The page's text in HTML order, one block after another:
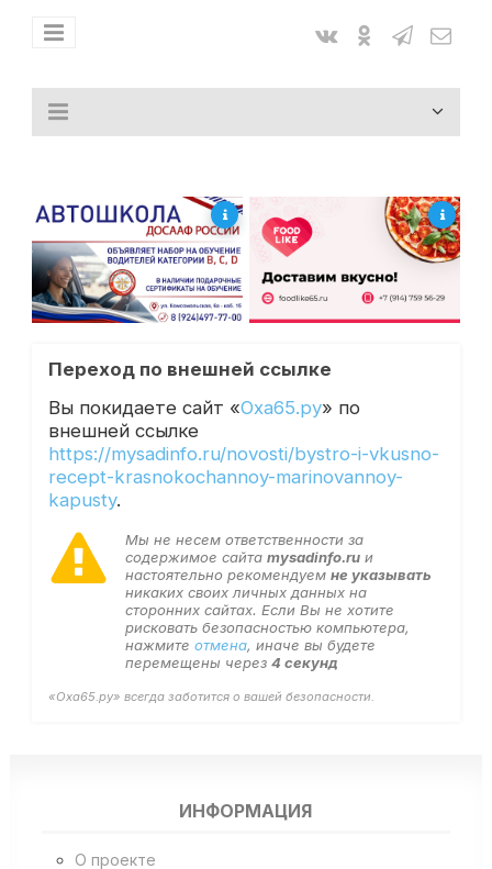
Переход по внешней ссылке
Вы покидаете сайт «Оха65.ру» по
внешней ссылке
https://mysadinfo.ru/novosti/bystro-i-vkusno-
recept-krasnokochannoy-marinovannoy-
kapusty.
Мы не несем ответственности за
содержимое сайта mysadinfo.ruи
настоятельно рекомендуем не указывать
никаких своих личных данных на
сторонних сайтах. Если Вы не хотите
рисковать безопасностью компьютера,
нажмите отмена, иначе вы будете
перемещены через 4 секунд
«Оха65.ру» всегда заботится о вашей безопасности.
ИНФОРМАЦИЯ
О проекте